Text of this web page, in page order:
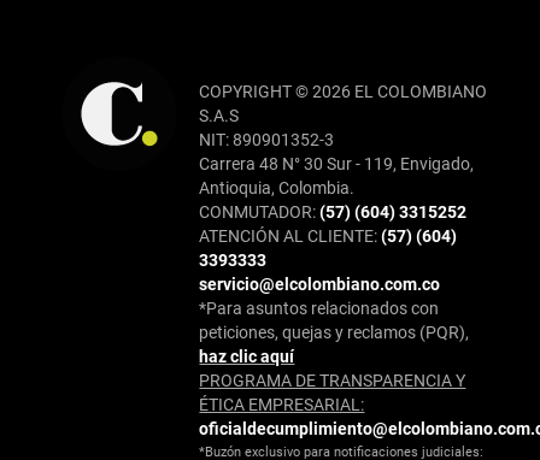
COPYRIGHT © 2026 EL COLOMBIANO
S.A.S
NIT: 890901352-3
Carrera 48 N° 30 Sur - 119, Envigado,
Antioquia, Colombia.
CONMUTADOR:(57) (604) 3315252
ATENCIÓN AL CLIENTE:(57) (604)
3393333
servicio@elcolombiano.com.co
*Para asuntos relacionados con
peticiones, quejas y reclamos (PQR),
haz clic aquí
PROGRAMA DE TRANSPARENCIA Y
ÉTICA EMPRESARIAL:
*Buzón exclusivo para notificaciones judiciales: